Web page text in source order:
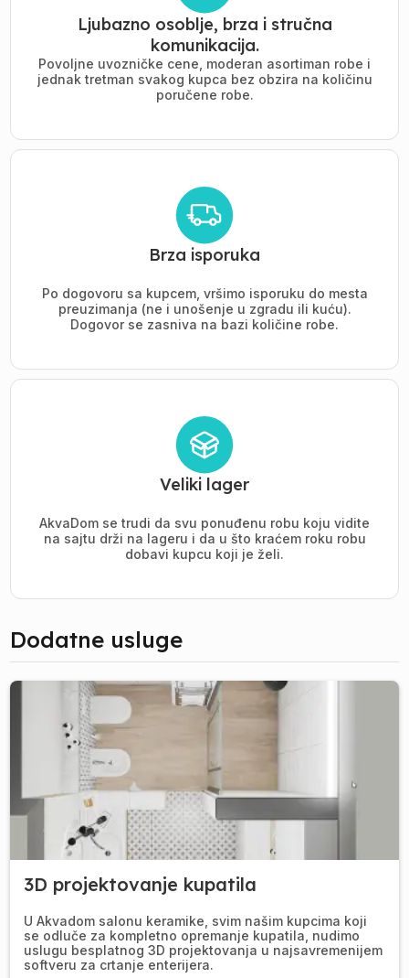
Ljubazno osoblje, brza i stručna
komunikacija.
Povoljne uvozničke cene, moderan asortiman robe i
jednak tretman svakog kupca bez obzira na količinu
poručene robe.
Brza isporuka
Po dogovoru sa kupcem, vršimo isporuku do mesta
preuzimanja (ne i unošenje u zgradu ili kuću).
Dogovor se zasniva na bazi količine robe.
Veliki lager
AkvaDom se trudi da svu ponuđenu robu koju vidite
na sajtu drži na lageru i da u što kraćem roku robu
dobavi kupcu koji je želi.
Dodatne usluge
3D projektovanje kupatila
U Akvadom salonu keramike, svim našim kupcima koji
se odluče za kompletno opremanje kupatila, nudimo
uslugu besplatnog 3D projektovanja u najsavremenijem
softveru za crtanje enterijera.